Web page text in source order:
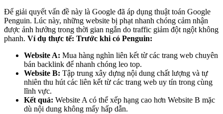
Để giải quyết vấn đề này là Google đã áp dụng thuật toán Google
Penguin. Lúc này, những website bị phạt nhanh chóng cảm nhận
được ảnh hưởng trong thời gian ngắn do traffic giảm đột ngột không
phanh. Ví dụ thực tế: Trước khi có Penguin:
Website A: Mua hàng nghìn liên kết từ các trang web chuyên
bán backlink để nhanh chóng leo top.
Website B: Tập trung xây dựng nội dung chất lượng và tự
nhiên thu hút các liên kết từ các trang web uy tín trong cùng
lĩnh vực.
Kết quả: Website A có thể xếp hạng cao hơn Website B mặc
dù nội dung không mấy hấp dẫn.